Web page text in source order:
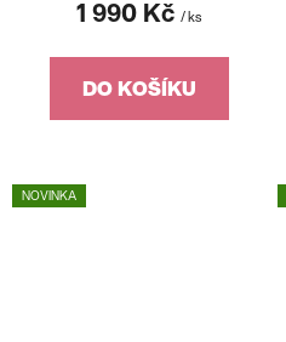
1 990 Kč / ks
DO KOŠÍKU
NOVINKA